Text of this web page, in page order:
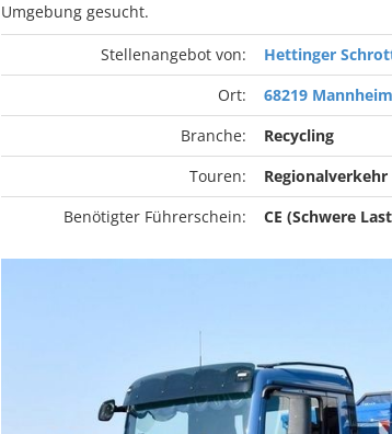
Umgebung gesucht.
Stellenangebot von:
Hettinger
Ort:
68219 Mannheim
Branche:
Recycling
Touren:
Regionalverkehr
Benötigter Führerschein:
CE (Schwere